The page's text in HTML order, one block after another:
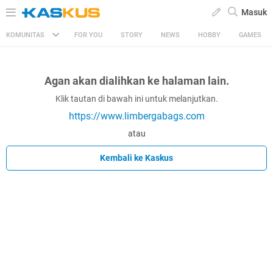
Masuk
KOMUNITAS FOR YOU STORY NEWS HOBBY GAMES
Agan akan dialihkan ke halaman lain.
Klik tautan di bawah ini untuk melanjutkan.
https://www.limbergabags.com
atau
Kembali ke Kaskus